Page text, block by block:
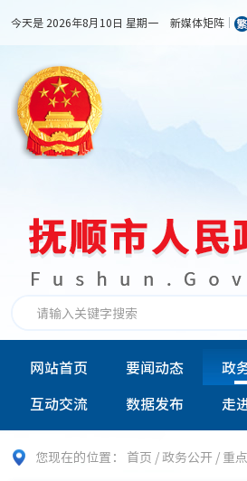
今天是 2026年8月10日 星期一 新媒体矩阵
网站首页 要闻动态 政
互动交流
数据发布 走
您现在的位置： 首页 /政务公开 / 重